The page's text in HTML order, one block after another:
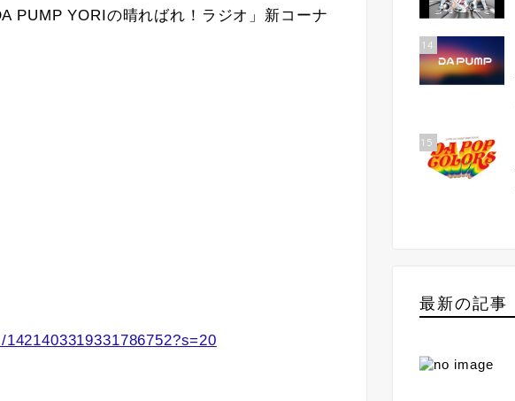
PUMP YORIの晴ればれ！ラジオ」新コーナ
14
15
最新の記事